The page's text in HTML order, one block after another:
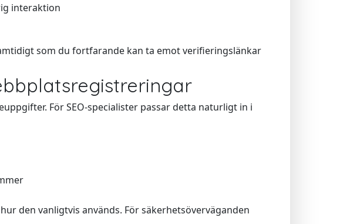
interaktion
som du fortfarande kan ta emot verifieringslänkar
För SEO-specialister passar detta naturligt in i
den vanligtvis används. För säkerhetsöverväganden